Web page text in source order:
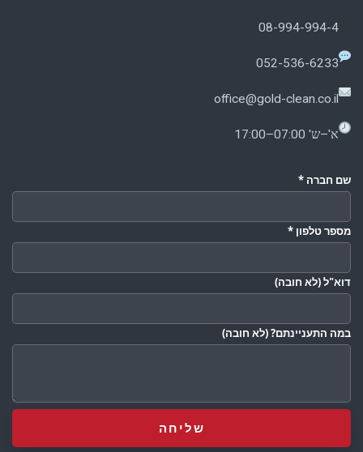
08-994-994-4
052-536-6233
office@gold-clean.co.il
א'–ש' 07:00–17:00
שם חברה *
מספר טלפון *
דוא"ל(לא חובה)
במה התעניינתם?(לא חובה)